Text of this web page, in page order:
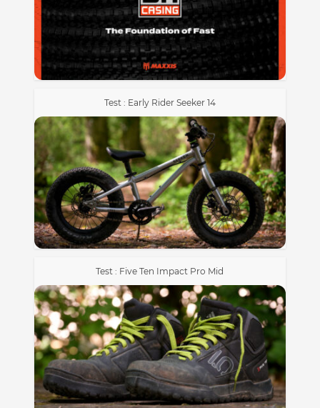
Test : Early Rider Seeker 14
Test : Five Ten Impact Pro Mid